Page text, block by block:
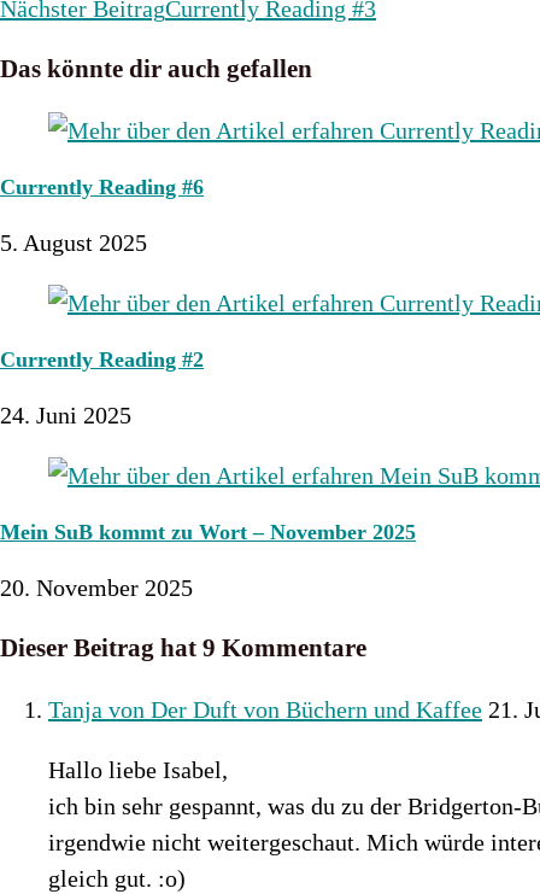
Artikel
Nächster BeitragCurrently Reading #3
Das könnte dir auch gefallen
Currently Reading #6
5. August 2025
Currently Reading #2
24. Juni 2025
Mein SuB kommt zu Wort – November 2025
20. November 2025
Dieser Beitrag hat 9 Kommentare
Tanja von Der Duft von Büchern und Kaffee 21.
Hallo liebe Isabel,
ich bin sehr gespannt, was du zu der Bridgerton-
irgendwie nicht weitergeschaut. Mich würde
gleich gut. :o)